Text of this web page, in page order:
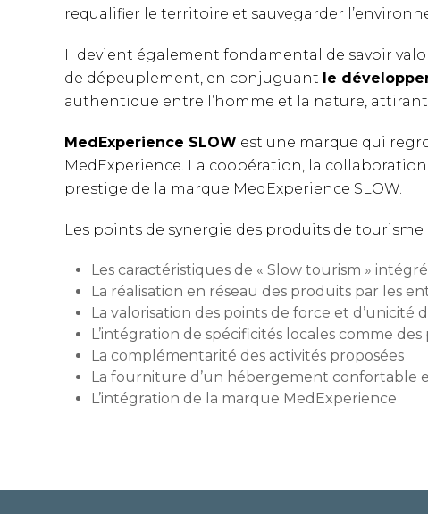
requalifier le territoire et sauvegarder
Il devient également fondamental de savoir
de dépeuplement, en conjuguant le
authentique entre l’homme et la nature,
MedExperience SLOW est une marque qui
MedExperience. La coopération, la
prestige de la marque MedExperience SLOW.
Les points de synergie des produits de
Les caractéristiques de « Slow tourism »
La réalisation en réseau des produits par les
La valorisation des points de force et
L’intégration de spécificités locales comme
La complémentarité des activités proposées
La fourniture d’un hébergement confortable
L’intégration de la marque MedExperience